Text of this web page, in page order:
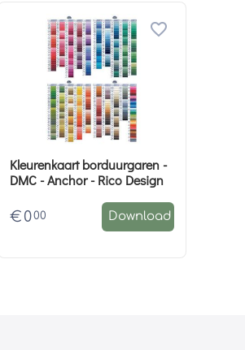
Kleurenkaart borduurgaren -
DMC - Anchor - Rico Design
€ 0 00 Download